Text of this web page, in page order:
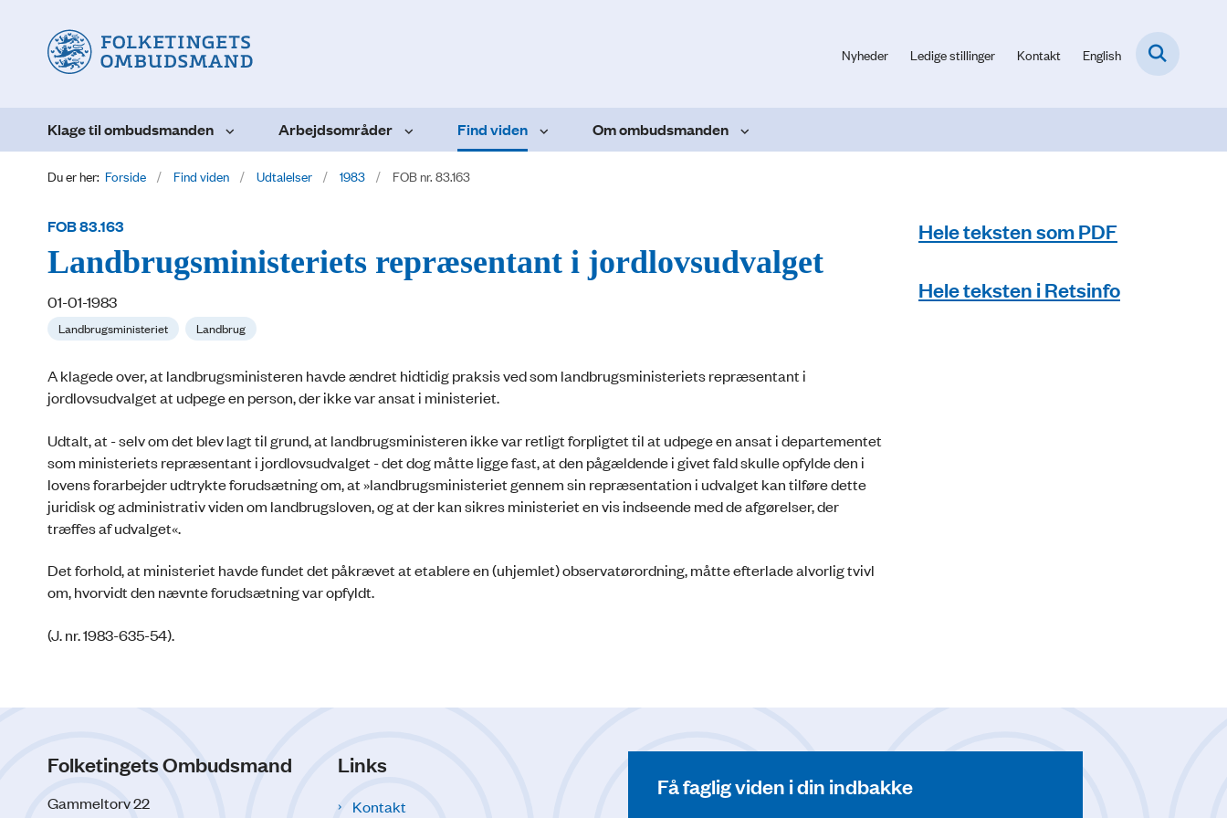
Nyheder Ledige stillinger Kontakt English
Klage til ombudsmanden Arbejdsområder Find viden Om ombudsmanden
Du er her: Forside Find viden Udtalelser 1983 FOB nr. 83.163
FOB 83.163
Landbrugsministeriets repræsentant i jordlovsudvalget
01-01-1983
Landbrugsministeriet Landbrug
A klagede over, at landbrugsministeren havde ændret hidtidig praksis ved som landbrugsministeriets repræsentant i
jordlovsudvalget at udpege en person, der ikke var ansat i ministeriet.
Udtalt, at - selv om det blev lagt til grund, at landbrugsministeren ikke var retligt forpligtet til at udpege en ansat i departementet
som ministeriets repræsentant i jordlovsudvalget - det dog måtte ligge fast, at den pågældende i givet fald skulle opfylde den i
lovens forarbejder udtrykte forudsætning om, at »landbrugsministeriet gennem sin repræsentation i udvalget kan tilføre dette
juridisk og administrativ viden om landbrugsloven, og at der kan sikres ministeriet en vis indseende med de afgørelser, der
træffes af udvalget«.
Det forhold, at ministeriet havde fundet det påkrævet at etablere en (uhjemlet) observatørordning, måtte efterlade alvorlig tvivl
om, hvorvidt den nævnte forudsætning var opfyldt.
(J. nr. 1983-635-54).
Hele teksten som PDF
Hele teksten i Retsinfo
Folketingets Ombudsmand
Gammeltorv 22
Links
Kontakt
Få faglig viden i din indbakke